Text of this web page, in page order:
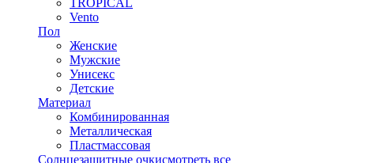
TROPICAL
Vento
Пол
Женские
Мужские
Унисекс
Детские
Материал
Комбинированная
Металлическая
Пластмассовая
Солнцезащитные очкисмотреть все